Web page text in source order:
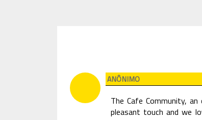
ANÔNIMO
The Cafe Community,
pleasant touch and we